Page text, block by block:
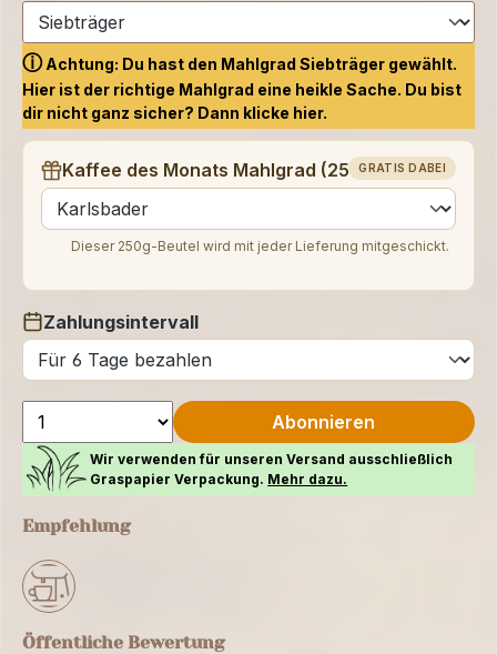
ⓘAchtung: Du hast den Mahlgrad Siebträger gewählt.
Hier ist der richtige Mahlgrad eine heikle Sache. Du bist
dir nicht ganz sicher? Dann klicke hier.
GRATIS DABEI
Kaffee des Monats Mahlgrad (250 g)
auswählen
Dieser 250g-Beutel wird mit jeder Lieferung mitgeschickt.
Zahlungsintervall
auswählen
Abonnieren
Wir verwenden für unseren Versand ausschließlich
Graspapier Verpackung. Mehr dazu.
Empfehlung
Öffentliche Bewertung